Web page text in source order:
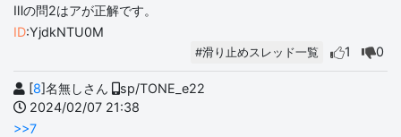
Ⅲの問2はアが正解です。
ID:YjdkNTU0M
#滑り止めスレッド一覧 1 0
[8]名無しさん
sp/TONE_e22
2024/02/07 21:38
>>7